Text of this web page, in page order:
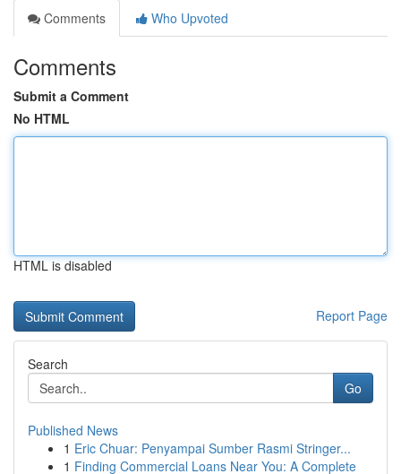
Comments
Who Upvoted
Comments
Submit a Comment
No HTML
HTML is disabled
Report Page
Search
Go
Published News
1 Eric Chuar: Penyampai Sumber Rasmi Stringer...
1 Finding Commercial Loans Near You: A Complete